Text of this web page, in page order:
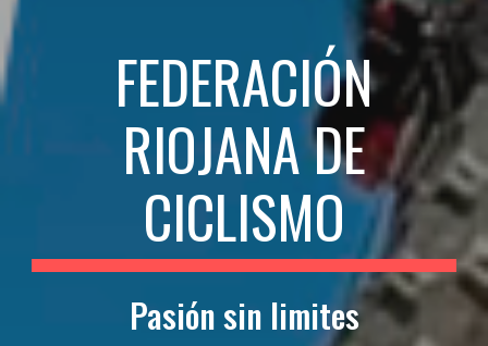
FEDERACIÓN
RIOJANA DE
CICLISMO
Pasión sin limites